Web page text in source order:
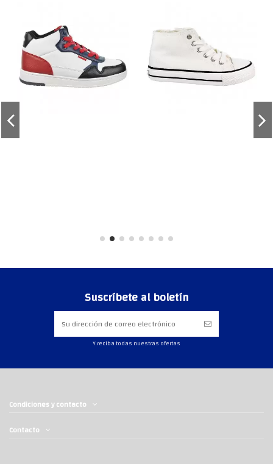
Suscríbete al boletín
Y reciba todas nuestras ofertas
Condiciones y contacto
Contacto